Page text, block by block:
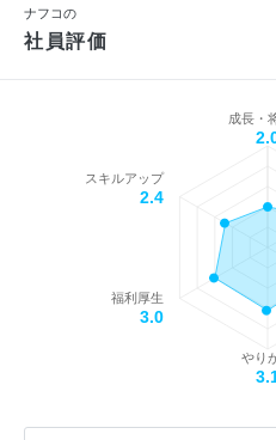
ナフコの
社員評価
成長・
やり
福利厚生
3.0
スキルアップ
2.4